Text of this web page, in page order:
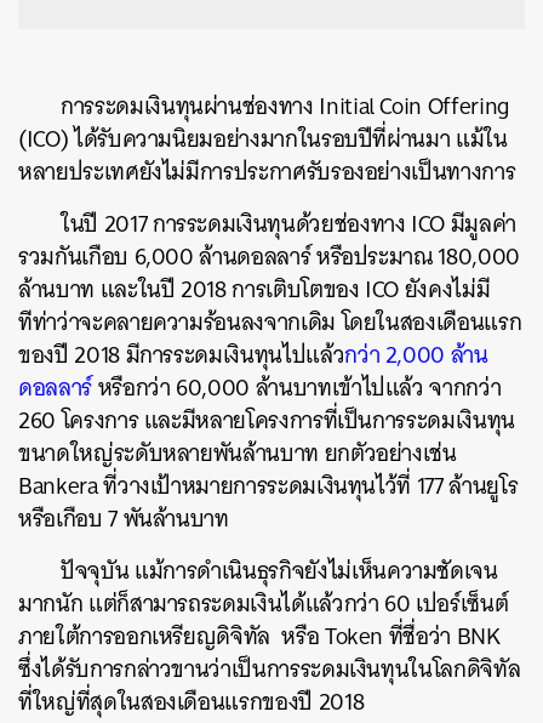
การระดมเงินทุนผ่านช่องทาง Initial Coin Offering
(ICO) ได้รับความนิยมอย่างมากในรอบปีที่ผ่านมา แม้ใน
หลายประเทศยังไม่มีการประกาศรับรองอย่างเป็นทางการ
ในปี 2017 การระดมเงินทุนด้วยช่องทาง ICO มีมูลค่า
รวมกันเกือบ 6,000 ล้านดอลลาร์ หรือประมาณ 180,000
ล้านบาท และในปี 2018 การเติบโตของ ICO ยังคงไม่มี
ทีท่าว่าจะคลายความร้อนลงจากเดิม โดยในสองเดือนแรก
ของปี 2018 มีการระดมเงินทุนไปแล้วกว่า 2,000 ล้าน
ดอลลาร์หรือกว่า 60,000 ล้านบาทเข้าไปแล้ว จากกว่า
260 โครงการ และมีหลายโครงการที่เป็นการระดมเงินทุน
ขนาดใหญ่ระดับหลายพันล้านบาท ยกตัวอย่างเช่น
Bankera ที่วางเป้าหมายการระดมเงินทุนไว้ที่ 177 ล้านยูโร
หรือเกือบ 7 พันล้านบาท
ปัจจุบัน แม้การดำเนินธุรกิจยังไม่เห็นความชัดเจน
มากนัก แต่ก็สามารถระดมเงินได้แล้วกว่า 60 เปอร์เซ็นต์
ภายใต้การออกเหรียญดิจิทัล หรือ Token ที่ชื่อว่า BNK
ซึ่งได้รับการกล่าวขานว่าเป็นการระดมเงินทุนในโลกดิจิทัล
ที่ใหญ่ที่สุดในสองเดือนแรกของปี 2018